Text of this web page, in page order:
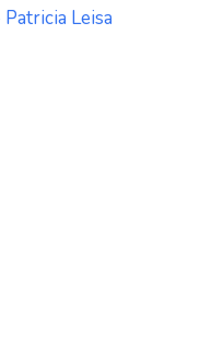
Leisa